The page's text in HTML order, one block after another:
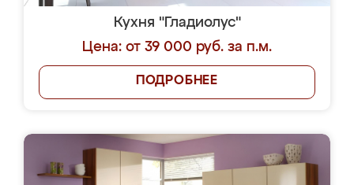
Кухня "Гладиолус"
Цена: от 39 000 руб. за п.м.
ПОДРОБНЕЕ